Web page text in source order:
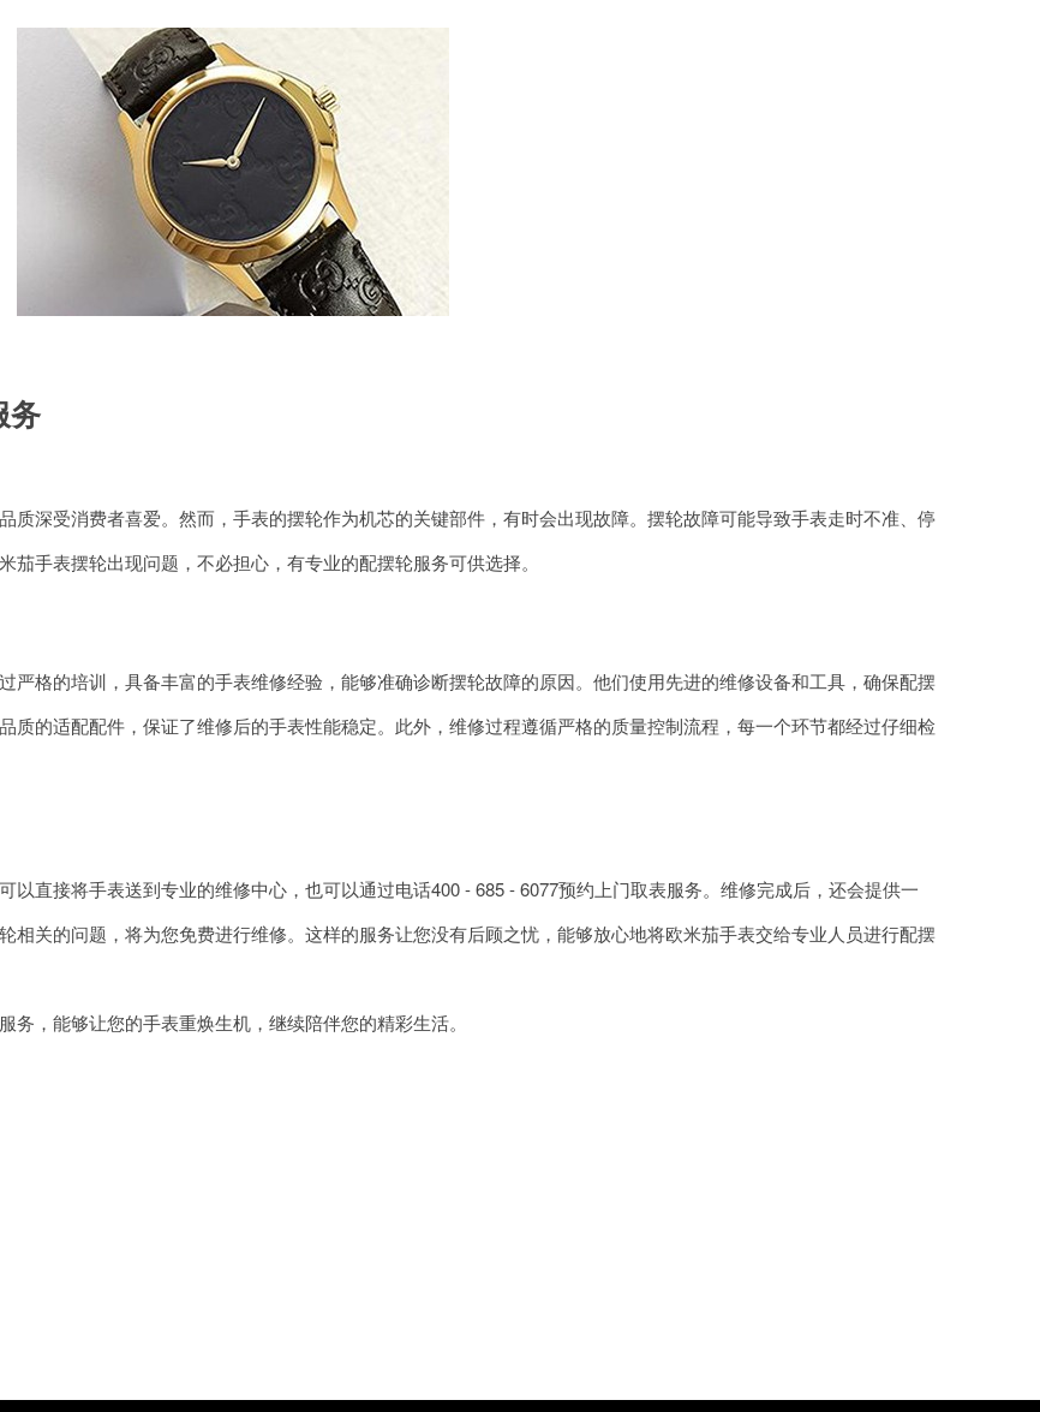
务
质深受消费者喜爱。然而，手表的摆轮作为机芯的关键部件，有时会出现故障。摆轮故障可能导致手表走时不准、停
手表摆轮出现问题，不必担心，有专业的配摆轮服务可供选择。
严格的培训，具备丰富的手表维修经验，能够准确诊断摆轮故障的原因。他们使用先进的维修设备和工具，确保配摆
质的适配配件，保证了维修后的手表性能稳定。此外，维修过程遵循严格的质量控制流程，每一个环节都经过仔细检
直接将手表送到专业的维修中心，也可以通过电话400 - 685 - 6077预约上门取表服务。维修完成后，还会提供一
相关的问题，将为您免费进行维修。这样的服务让您没有后顾之忧，能够放心地将欧米茄手表交给专业人员进行配摆
，能够让您的手表重焕生机，继续陪伴您的精彩生活。